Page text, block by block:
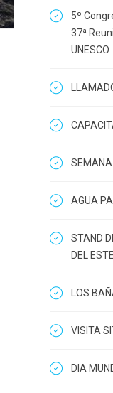
5º
37ª
UNESCO
AGUA
STAND
DEL ESTE
LOS
VISITA
DIA